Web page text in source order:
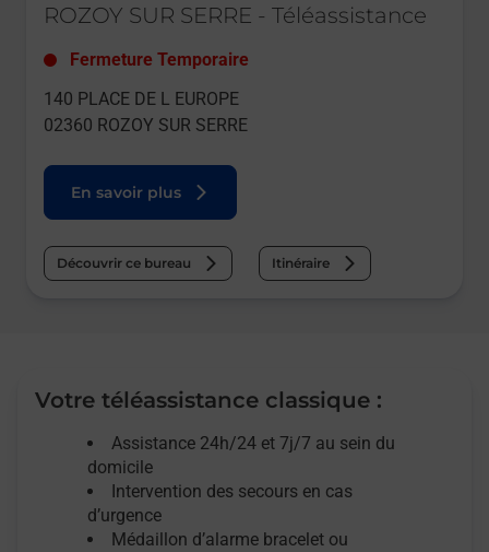
ROZOY SUR SERRE - Téléassistance
Fermeture Temporaire
140 PLACE DE L EUROPE
02360 ROZOY SUR SERRE
En savoir plus
Découvrir ce bureau Itinéraire
Votre téléassistance classique :
Assistance 24h/24 et 7j/7 au sein du
domicile
Intervention des secours en cas
d’urgence
Médaillon d’alarme bracelet ou